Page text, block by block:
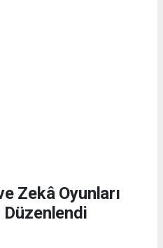
Zekâ Oyunları
Düzenlendi